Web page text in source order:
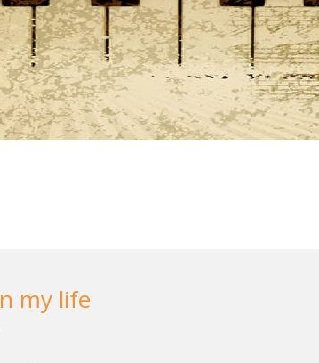
my life